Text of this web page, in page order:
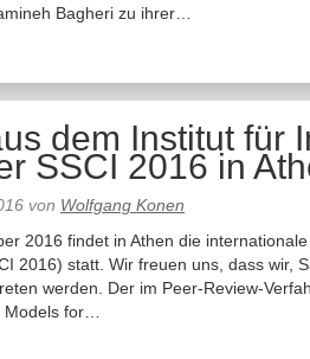
Bagheri zu ihrer…
dem Institut für
SSCI 2016 in
von Wolfgang Konen
2016 findet in Athen die
2016) statt. Wir freuen uns, dass wir,
werden. Der im Peer-Review-
for…